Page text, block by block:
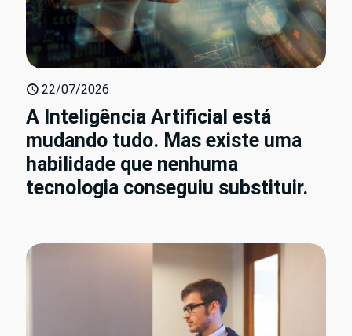
22/07/2026
A Inteligência Artificial está
mudando tudo. Mas existe uma
habilidade que nenhuma
tecnologia conseguiu substituir.